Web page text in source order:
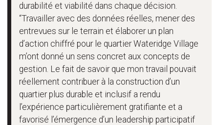
durabilité et viabilité dans chaque décision.
“Travailler avec des données réelles, mener des
entrevues sur le terrain et élaborer un plan
d’action chiffré pour le quartier Wateridge Village
m’ont donné un sens concret aux concepts de
gestion. Le fait de savoir que mon travail pouvait
réellement contribuer à la construction d’un
quartier plus durable et inclusif a rendu
l’expérience particulièrement gratifiante et a
favorisé l’émergence d’un leadership participatif